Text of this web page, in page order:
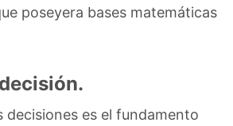
poseyera bases matemáticas
decisiones es el fundamento